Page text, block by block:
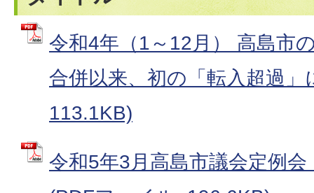
令和4年（1～12月） 高島市
合併以来、初の「転入超過
113.1KB)
令和5年3月高島市議会定例